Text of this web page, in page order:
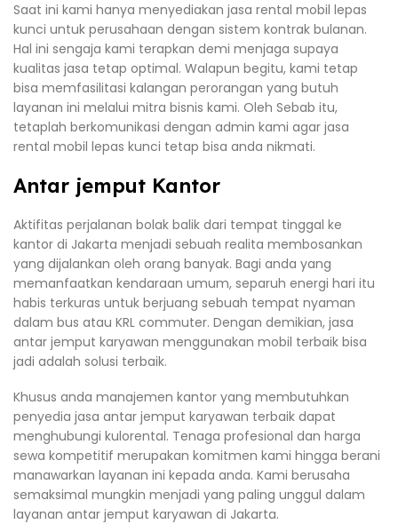
Saat ini kami hanya menyediakan jasa rental mobil lepas
kunci untuk perusahaan dengan sistem kontrak bulanan.
Hal ini sengaja kami terapkan demi menjaga supaya
kualitas jasa tetap optimal. Walapun begitu, kami tetap
bisa memfasilitasi kalangan perorangan yang butuh
layanan ini melalui mitra bisnis kami. Oleh Sebab itu,
tetaplah berkomunikasi dengan admin kami agar jasa
rental mobil lepas kunci tetap bisa anda nikmati.
Antar jemput Kantor
Aktifitas perjalanan bolak balik dari tempat tinggal ke
kantor di Jakarta menjadi sebuah realita membosankan
yang dijalankan oleh orang banyak. Bagi anda yang
memanfaatkan kendaraan umum, separuh energi hari itu
habis terkuras untuk berjuang sebuah tempat nyaman
dalam bus atau KRL commuter. Dengan demikian, jasa
antar jemput karyawan menggunakan mobil terbaik bisa
jadi adalah solusi terbaik.
Khusus anda manajemen kantor yang membutuhkan
penyedia jasa antar jemput karyawan terbaik dapat
menghubungi kulorental. Tenaga profesional dan harga
sewa kompetitif merupakan komitmen kami hingga berani
manawarkan layanan ini kepada anda. Kami berusaha
semaksimal mungkin menjadi yang paling unggul dalam
layanan antar jemput karyawan di Jakarta.